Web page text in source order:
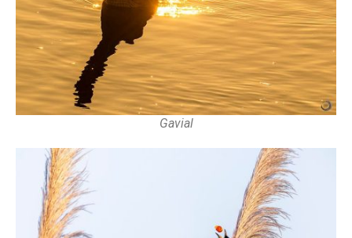
Gavial